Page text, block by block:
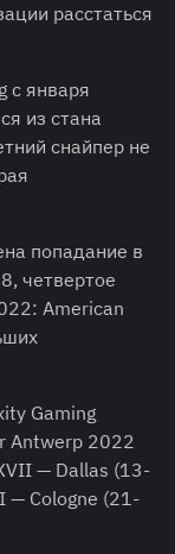
расстаться
с января
из стана
снайпер не
попадание в
четвертое
American
Gaming
Antwerp 2022
— Dallas (13-
— Cologne (21-